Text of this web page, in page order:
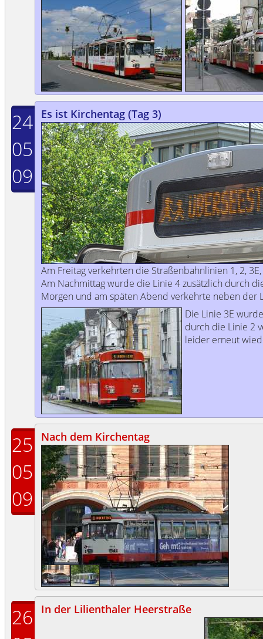
24
05
09
Es ist Kirchentag (Tag 3)
Am Freitag verkehrten die Straßenbahnlinien 1, 2,
Am Nachmittag wurde die Linie 4 zusätzlich durch
Morgen und am späten Abend verkehrte neben der
Die Linie 3E
durch die Linie 2
leider erneut
25
05
09
Nach dem Kirchentag
26
In der Lilienthaler Heerstraße